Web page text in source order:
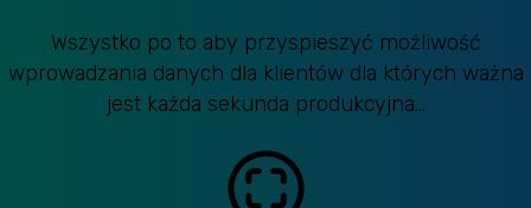
Wszystko po to aby przyspieszyć możliwość
wprowadzania danych dla klientów dla których ważna
jest każda sekunda produkcyjna...